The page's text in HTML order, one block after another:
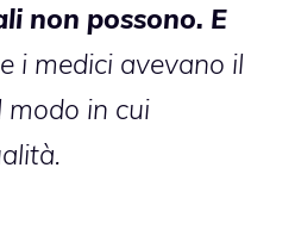
non possono. E
i medici avevano il
modo in cui